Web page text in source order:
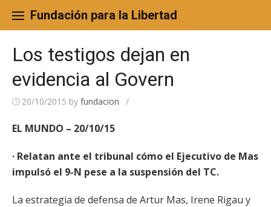
content
Fundación para la Libertad
Los testigos dejan en
evidencia al Govern
20/10/2015 by fundacion /
EL MUNDO – 20/10/15
· Relatan ante el tribunal cómo el Ejecutivo de Mas
impulsó el 9-N pese a la suspensión del TC.
La estrategia de defensa de Artur Mas, Irene Rigau y